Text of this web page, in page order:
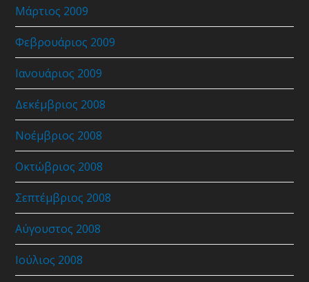
Μάρτιος 2009
Φεβρουάριος 2009
Ιανουάριος 2009
Δεκέμβριος 2008
Νοέμβριος 2008
Οκτώβριος 2008
Σεπτέμβριος 2008
Αύγουστος 2008
Ιούλιος 2008